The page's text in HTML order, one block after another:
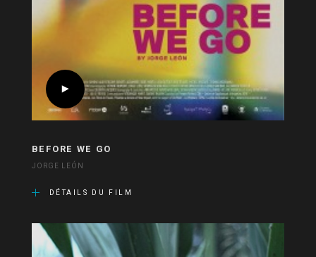
BEFORE WE GO
JORGE LEÓN
DÉTAILS DU FILM